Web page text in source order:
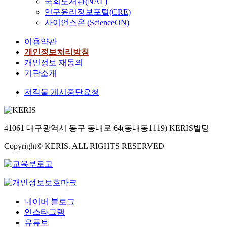
연구윤리정보포털(CRE)
사이언스온 (ScienceON)
이용약관
개인정보처리방침
개인정보 재동의
기관소개
저작물 게시중단요청
41061 대구광역시 동구 동내로 64(동내동1119) KERIS빌딩
Copyright© KERIS. ALL RIGHTS RESERVED
네이버 블로그
인스타그램
유튜브